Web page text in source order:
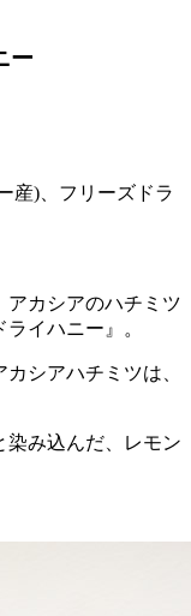
ー
産)、フリーズドラ
アカシアのハチミツ
イハニー』。
シアハチミツは、
染み込んだ、レモン